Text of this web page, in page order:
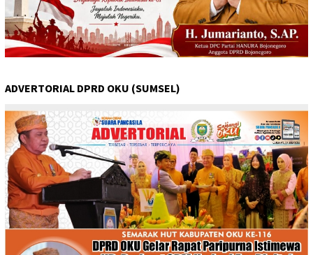
ADVERTORIAL DPRD OKU (SUMSEL)